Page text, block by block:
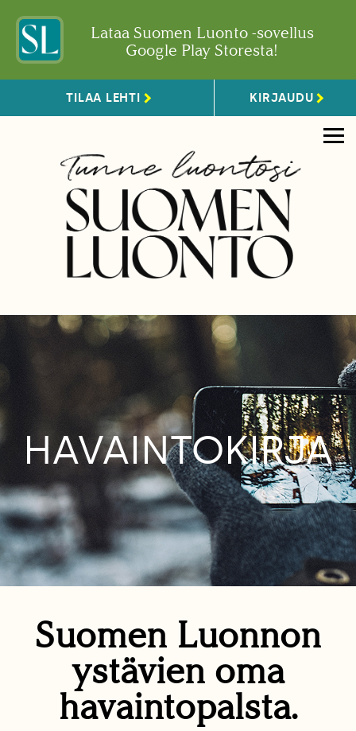
Lataa Suomen Luonto -sovellus
Google Play Storesta!
TILAA LEHTI KIRJAUDU
HAVAINTOKIRJA
Suomen Luonnon
ystävien oma
havaintopalsta.